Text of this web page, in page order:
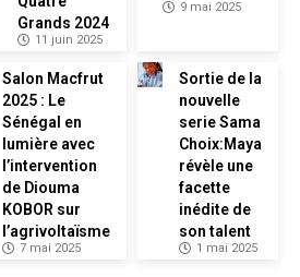
Grands 2024
11 juin 2025
9 mai 2025
Salon Macfrut
2025 : Le
Sénégal en
lumière avec
l’intervention
de Diouma
KOBOR sur
l’agrivoltaïsme
7 mai 2025
Sortie de la
nouvelle
serie Sama
Choix:Maya
révèle une
facette
inédite de
son talent
1 mai 2025